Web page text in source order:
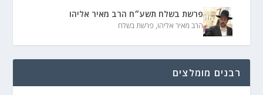
פרשת בשלח תשע״ח הרב מאיר אליהו
הרב מאיר אליהו, פרשת בשלח
רבנים מומלצים